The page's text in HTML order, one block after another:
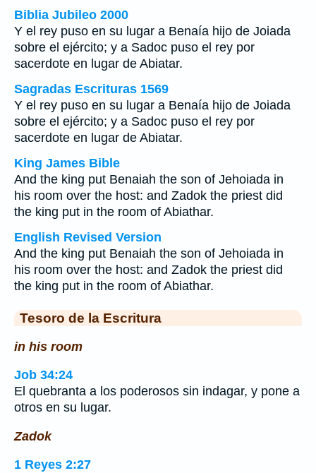
Biblia Jubileo 2000
Y el rey puso en su lugar a Benaía hijo de Joiada
sobre el ejército; y a Sadoc puso el rey por
sacerdote en lugar de Abiatar.
Sagradas Escrituras 1569
Y el rey puso en su lugar a Benaía hijo de Joiada
sobre el ejército; y a Sadoc puso el rey por
sacerdote en lugar de Abiatar.
King James Bible
And the king put Benaiah the son of Jehoiada in
his room over the host: and Zadok the priest did
the king put in the room of Abiathar.
English Revised Version
And the king put Benaiah the son of Jehoiada in
his room over the host: and Zadok the priest did
the king put in the room of Abiathar.
Tesoro de la Escritura
in his room
Job 34:24
El quebranta a los poderosos sin indagar, y pone a
otros en su lugar.
Zadok
1 Reyes 2:27